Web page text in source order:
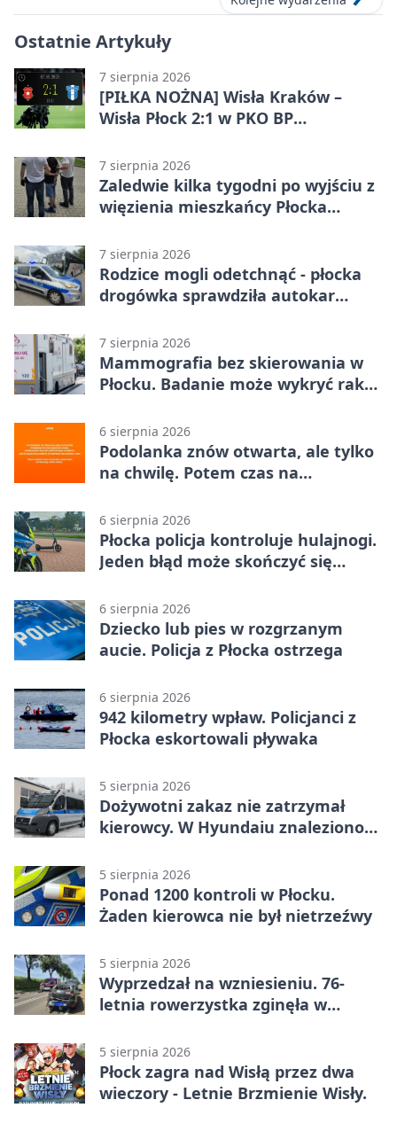
Ostatnie Artykuły
7 sierpnia 2026
[PIŁKA NOŻNA] Wisła Kraków –
Wisła Płock 2:1 w PKO BP
rozstrzygnęli mecz przed przerwą
7 sierpnia 2026
Zaledwie kilka tygodni po wyjściu z
więzienia mieszkańcy Płocka
7 sierpnia 2026
Rodzice mogli odetchnąć - płocka
drogówka sprawdziła autokar
7 sierpnia 2026
Mammografia bez skierowania w
Płocku. Badanie może wykryć raka,
6 sierpnia 2026
Podolanka znów otwarta, ale tylko
na chwilę. Potem czas na
6 sierpnia 2026
Płocka policja kontroluje hulajnogi.
Jeden błąd może skończyć się
6 sierpnia 2026
Dziecko lub pies w rozgrzanym
aucie. Policja z Płocka ostrzega
6 sierpnia 2026
942 kilometry wpław. Policjanci z
Płocka eskortowali pływaka
5 sierpnia 2026
Dożywotni zakaz nie zatrzymał
kierowcy. W Hyundaiu znaleziono
5 sierpnia 2026
Ponad 1200 kontroli w Płocku.
Żaden kierowca nie był nietrzeźwy
5 sierpnia 2026
Wyprzedzał na wzniesieniu. 76-
letnia rowerzystka zginęła w
5 sierpnia 2026
Płock zagra nad Wisłą przez dwa
wieczory - Letnie Brzmienie Wisły.